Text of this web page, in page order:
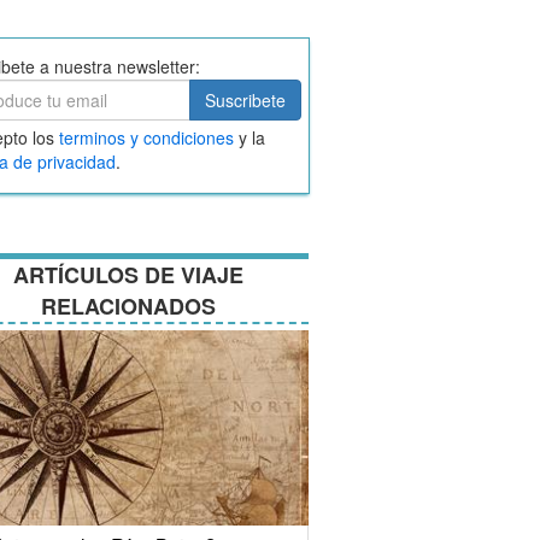
a nuestra newsletter:
Suscribete
los terminos y condiciones y la
de privacidad.
ARTÍCULOS DE VIAJE
RELACIONADOS